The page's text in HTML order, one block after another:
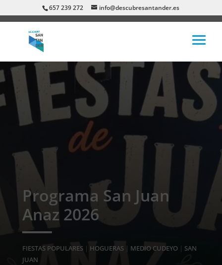
657 239 272 info@descubresantander.es
Programa San Juan
Anaz 2026
FIESTAS POPULARES| HOGUERAS| MEDIO CUDEYO| SAN
JUAN